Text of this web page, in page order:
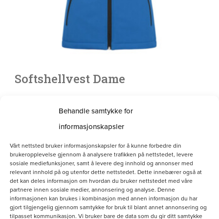
Behandle samtykke for
informasjonskapsler
Vårt nettsted bruker informasjonskapsler for å kunne forbedre din
brukeropplevelse gjennom å analysere trafikken på nettstedet, levere
sosiale mediefunksjoner, samt å levere deg innhold og annonser med
relevant innhold på og utenfor dette nettstedet. Dette innebærer også at
det kan deles informasjon om hvordan du bruker nettstedet med våre
partnere innen sosiale medier, annonsering og analyse. Denne
informasjonen kan brukes i kombinasjon med annen informasjon du har
gjort tilgjengelig gjennom samtykke for bruk til blant annet annonsering og
tilpasset kommunikasjon. Vi bruker bare de data som du gir ditt samtykke
Softshellvest Dame
Velg alternativ
produktsiden
Dette
produktet
har
flere